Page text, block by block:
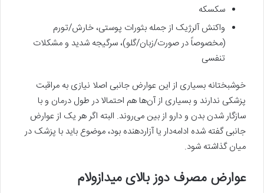
سکسکه
واکنش آلرژیک از جمله بثورات پوستی، خارش/تورم
(مخصوصاً در صورت/زبان/گلو)، سرگیجه شدید و مشکلات
تنفسی
خوشبختانه بسیاری از این عوارض جانبی اصلا نیازی به مراقبت
پزشکی ندارند و بسیاری از آن‌ها هم احتمالا در طول درمان و با
سازگار شدن بدن و دارو از بین می‌روند. البته اگر هر یک از عوارض
جانبی گفته شده ادامه‌دار یا آزاردهنده بود، موضوع باید با پزشک در
میان گذاشته شود.
عوارض مصرف دوز بالای میدازولام